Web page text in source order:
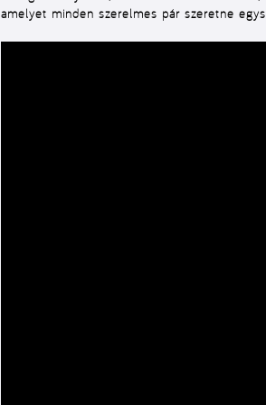
amelyet minden szerelmes pár szeretne